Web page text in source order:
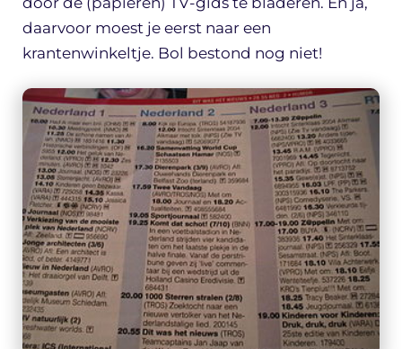
daarvoor moest je eerst naar een
krantenwinkeltje. Bol bestond nog niet!